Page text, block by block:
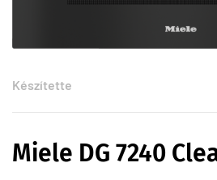
Készítette
Miele DG 7240